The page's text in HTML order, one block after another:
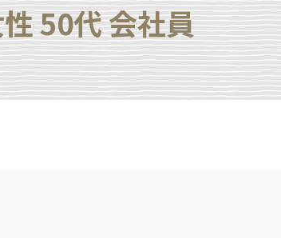
50代 会社員